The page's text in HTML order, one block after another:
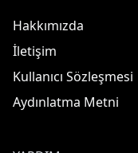
Hakkımızda
İletişim
Kullanıcı Sözleşmesi
Aydınlatma Metni